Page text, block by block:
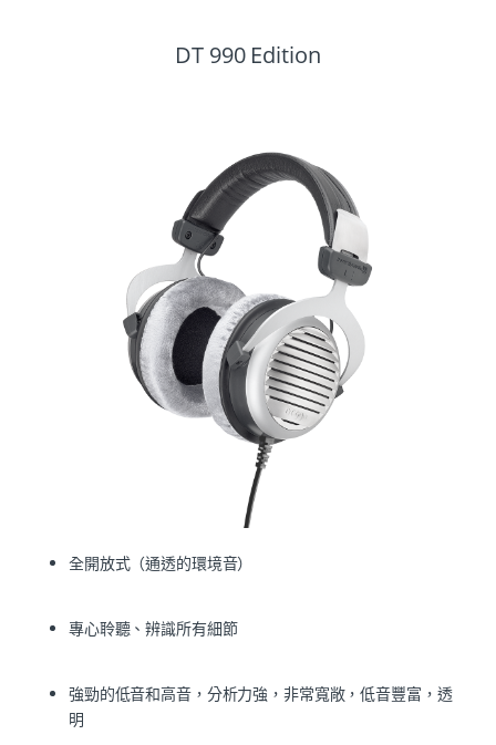
DT 990 Edition
全開放式（通透的環境音）
專心聆聽、辨識所有細節
強勁的低音和高音，分析力強，非常寬敞，低音豐富，透
明